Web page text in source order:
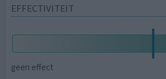
EFFECTIVITEIT
geen effect